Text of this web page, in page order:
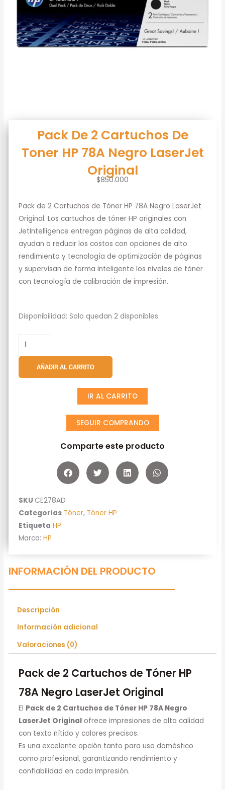
Pack De 2 Cartuchos De
Toner HP 78A Negro LaserJet
Original
$850.000
Pack de 2 Cartuchos de Tóner HP 78A Negro LaserJet
Original. Los cartuchos de tóner HP originales con
JetIntelligence entregan páginas de alta calidad,
ayudan a reducir los costos con opciones de alto
rendimiento y tecnología de optimización de páginas
y supervisan de forma inteligente los niveles de tóner
con tecnología de calibración de impresión.
Disponibilidad: Solo quedan 2 disponibles
Pack
Cartuchos
Toner
AÑADIR AL CARRITO
IR AL CARRITO
SEGUIR COMPRANDO
Comparte este producto
SKU CE278AD
Categorías Tóner, Tóner HP
Etiqueta HP
Marca:HP
INFORMACIÓN DEL PRODUCTO
Descripción
Información adicional
Valoraciones (0)
Pack de 2 Cartuchos de Tóner HP
78A Negro LaserJet Original
El Pack de 2 Cartuchos de Tóner HP 78A Negro
LaserJet Original ofrece impresiones de alta calidad
con texto nítido y colores precisos.
Es una excelente opción tanto para uso doméstico
como profesional, garantizando rendimiento y
confiabilidad en cada impresión.